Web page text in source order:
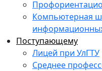
Компьютерная
Поступающему
Лицей при УлГТУ
Среднее